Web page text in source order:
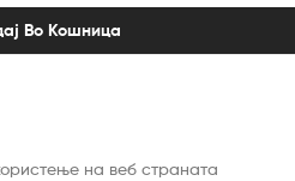
Во Кошница
на веб страната